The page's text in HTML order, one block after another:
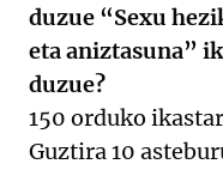
duzue “Sexu
eta aniztasuna”
duzue?
150 orduko
Guztira 10